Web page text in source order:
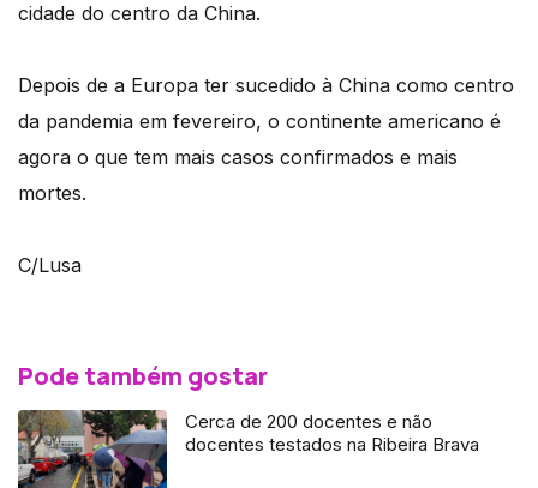
cidade do centro da China.
Depois de a Europa ter sucedido à China como centro
da pandemia em fevereiro, o continente americano é
agora o que tem mais casos confirmados e mais
mortes.
C/Lusa
Pode também gostar
Cerca de 200 docentes e não
docentes testados na Ribeira Brava